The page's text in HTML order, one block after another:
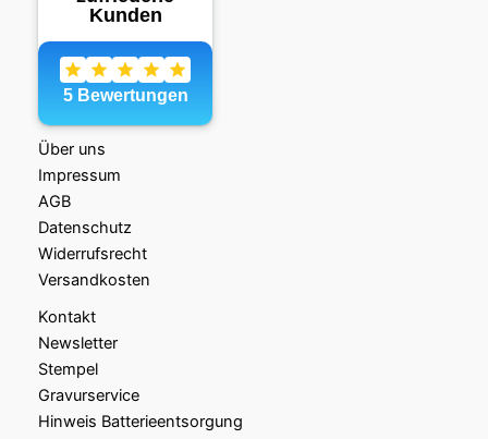
Über uns
Impressum
AGB
Datenschutz
Widerrufsrecht
Versandkosten
Kontakt
Newsletter
Stempel
Gravurservice
Hinweis Batterieentsorgung